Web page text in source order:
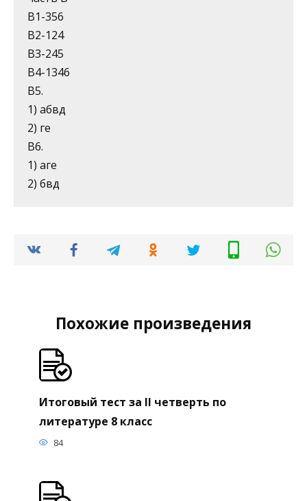
В1-356
В2-124
В3-245
В4-1346
В5.
1) абвд
2) ге
В6.
1) аге
2) бвд
Похожие произведения
Итоговый тест за II четверть по
литературе 8 класс
84